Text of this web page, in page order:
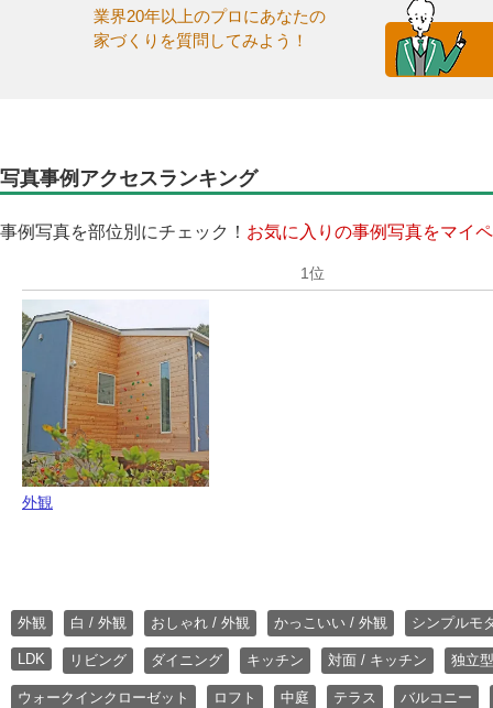
業界20年以上のプロにあなたの
家づくりを質問してみよう！
写真事例アクセスランキング
事例写真を部位別にチェック！ お気に入りの事例写真をマイ
外観
外観 白 / 外観 おしゃれ / 外観 かっこいい / 外観 シンプルモ
LDK リビング ダイニング キッチン 対面 / キッチン 独立
ウォークインクローゼット ロフト 中庭 テラス バルコニー